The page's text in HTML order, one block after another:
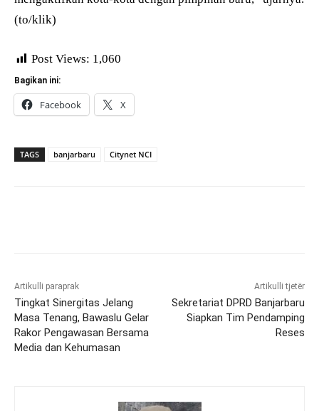
(to/klik)
Post Views: 1,060
Bagikan ini:
Facebook X
TAGS banjarbaru Citynet NCI
Artikulli paraprak
Tingkat Sinergitas Jelang
Masa Tenang, Bawaslu Gelar
Rakor Pengawasan Bersama
Media dan Kehumasan
Artikulli tjetër
Sekretariat DPRD Banjarbaru
Siapkan Tim Pendamping
Reses